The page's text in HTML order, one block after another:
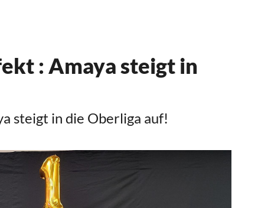
: Amaya steigt in
steigt in die Oberliga auf!
Alles zur Mitgliedschaft
Downloads